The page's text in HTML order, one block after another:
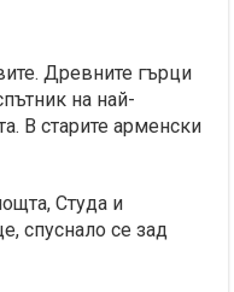
Древните гърци
на най-
В старите арменски
Студа и
спуснало се зад